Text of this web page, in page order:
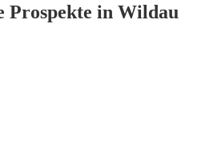
Prospekte in Wildau